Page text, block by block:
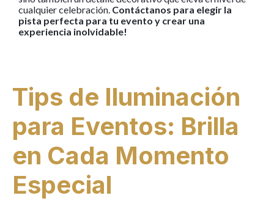
cualquier celebración. Contáctanos para elegir la
pista perfecta para tu evento y crear una
experiencia inolvidable!
Tips de Iluminación
para Eventos: Brilla
en Cada Momento
Especial